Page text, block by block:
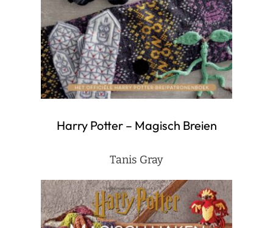
Harry Potter – Magisch Breien
Tanis Gray